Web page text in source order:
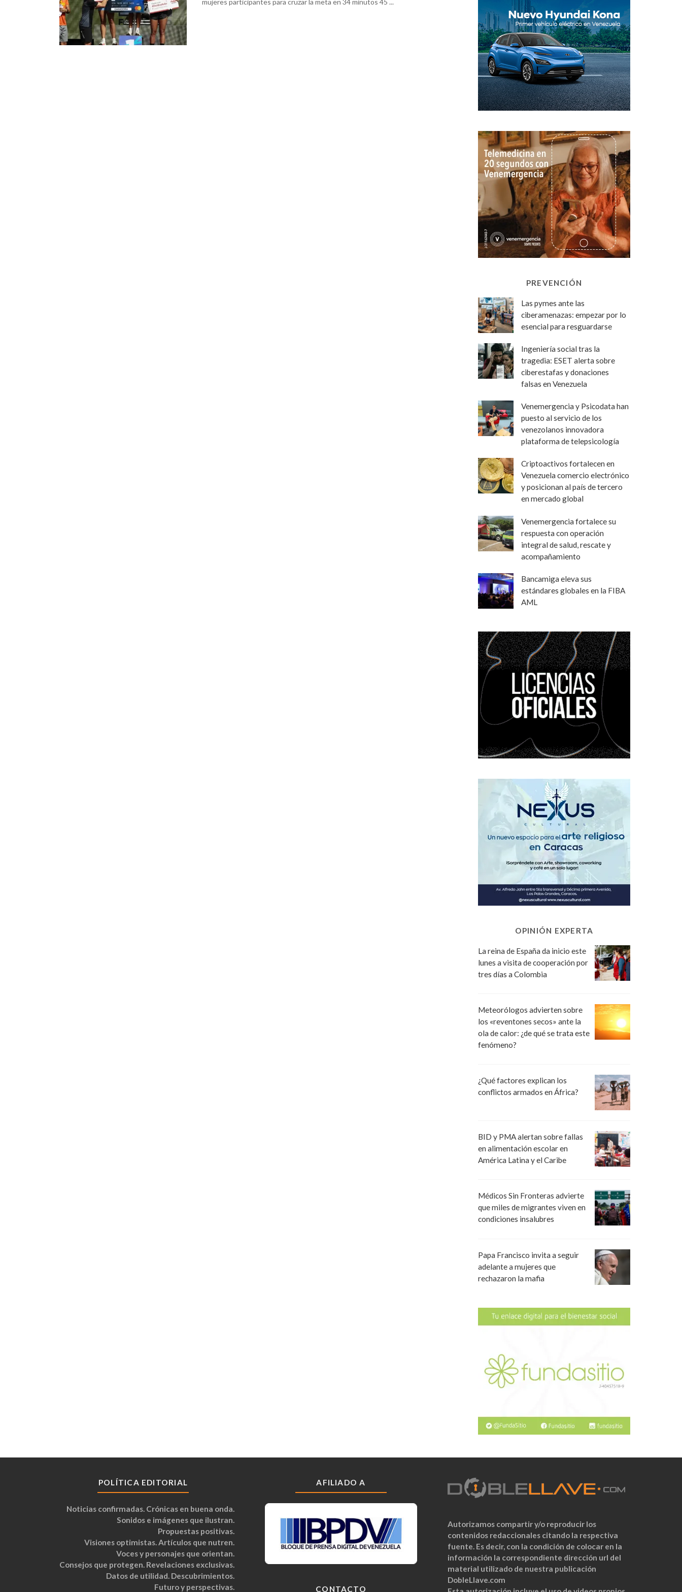
mujeres participantes para cruzar la meta en 34 minutos 45 ...
PREVENCIÓN
Las pymes ante las
ciberamenazas: empezar por lo
esencial para resguardarse
Ingeniería social tras la
tragedia: ESET alerta sobre
ciberestafas y donaciones
falsas en Venezuela
Venemergencia y Psicodata han
puesto al servicio de los
venezolanos innovadora
plataforma de telepsicología
Criptoactivos fortalecen en
Venezuela comercio electrónico
y posicionan al país de tercero
en mercado global
Venemergencia fortalece su
respuesta con operación
integral de salud, rescate y
acompañamiento
Bancamiga eleva sus
estándares globales en la FIBA
AML
OPINIÓN EXPERTA
La reina de España da inicio este
lunes a visita de cooperación por
tres días a Colombia
Meteorólogos advierten sobre
los «reventones secos» ante la
ola de calor: ¿de qué se trata este
fenómeno?
¿Qué factores explican los
conflictos armados en África?
BID y PMA alertan sobre fallas
en alimentación escolar en
América Latina y el Caribe
Médicos Sin Fronteras advierte
que miles de migrantes viven en
condiciones insalubres
Papa Francisco invita a seguir
adelante a mujeres que
rechazaron la mafia
POLÍTICA EDITORIAL
Noticias confirmadas. Crónicas en buena onda.
Sonidos e imágenes que ilustran.
Propuestas positivas.
Visiones optimistas. Artículos que nutren.
Voces y personajes que orientan.
Consejos que protegen. Revelaciones exclusivas.
Datos de utilidad. Descubrimientos.
Futuro y perspectivas.
AFILIADO A
CONTACTO
Autorizamos compartir y/o reproducir los
contenidos redaccionales citando la respectiva
fuente. Es decir, con la condición de colocar en la
información la correspondiente dirección url del
material utilizado de nuestra publicación
DobleLlave.com